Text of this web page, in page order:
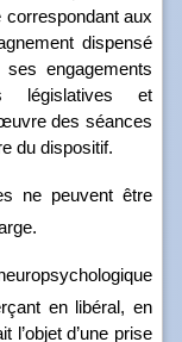
correspondant aux
dispensé
engagements
législatives et
des séances
du dispositif.
ne peuvent être
en libéral, en
l’objet d’une prise